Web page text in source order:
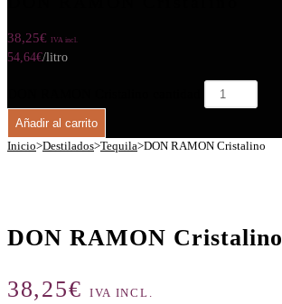
38,25€ IVA incl.
54,64€/litro
Añadir al carrito
Inicio>Destilados>Tequila>DON RAMON Cristalino
DON RAMON Cristalino
38,25€ IVA INCL.